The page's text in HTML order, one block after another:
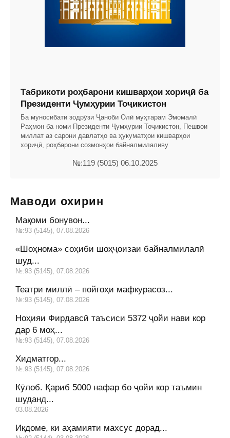
Табрикоти роҳбарони кишварҳои хориҷӣ ба
Президенти Ҷумҳурии Тоҷикистон
Ба муносибати зодрӯзи Ҷаноби Олӣ муҳтарам Эмомалӣ
Раҳмон ба номи Президенти Ҷумҳурии Тоҷикистон, Пешвои
миллат аз сарони давлатҳо ва ҳукуматҳои кишварҳои
хориҷӣ, роҳбарони созмонҳои байналмилаливу
№:119 (5015) 06.10.2025
Маводи охирин
Мақоми бонувон...
№:93 (5145), 07.08.2026
«Шоҳнома» соҳиби шоҳҷоизаи байналмилалӣ
шуд...
№:93 (5145), 07.08.2026
Театри миллӣ – пойгоҳи мафкурасоз...
№:93 (5145), 07.08.2026
Ноҳияи Фирдавсӣ таъсиси 5372 ҷойи нави кор
дар 6 моҳ...
№:93 (5145), 07.08.2026
Хидматгор...
№:93 (5145), 07.08.2026
Кӯлоб. Қариб 5000 нафар бо ҷойи кор таъмин
шуданд...
03.08.2026
Иқдоме, ки аҳамияти махсус дорад...